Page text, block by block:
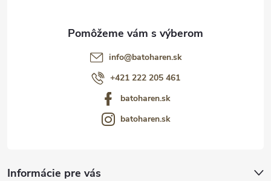
Informácie pre vás
info@batoharen.sk
+421 222 205 461
batoharen.sk
batoharen.sk